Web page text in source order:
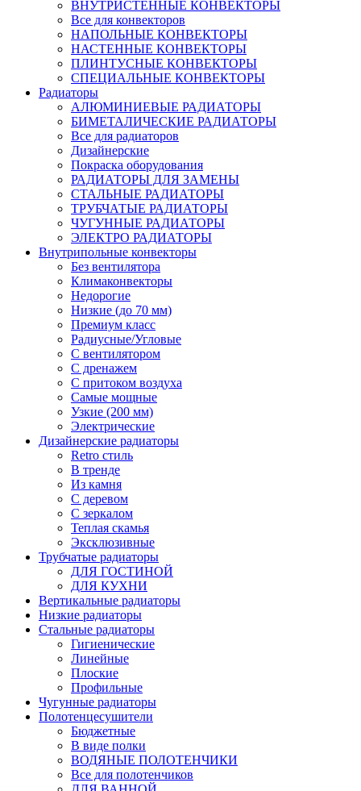
ВНУТРИСТЕННЫЕ КОНВЕКТОРЫ
Все для конвекторов
НАПОЛЬНЫЕ КОНВЕКТОРЫ
НАСТЕННЫЕ КОНВЕКТОРЫ
ПЛИНТУСНЫЕ КОНВЕКТОРЫ
СПЕЦИАЛЬНЫЕ КОНВЕКТОРЫ
Радиаторы
АЛЮМИНИЕВЫЕ РАДИАТОРЫ
БИМЕТАЛИЧЕСКИЕ РАДИАТОРЫ
Все для радиаторов
Дизайнерские
Покраска оборудования
РАДИАТОРЫ ДЛЯ ЗАМЕНЫ
СТАЛЬНЫЕ РАДИАТОРЫ
ТРУБЧАТЫЕ РАДИАТОРЫ
ЧУГУННЫЕ РАДИАТОРЫ
ЭЛЕКТРО РАДИАТОРЫ
Внутрипольные конвекторы
Без вентилятора
Климаконвекторы
Недорогие
Низкие (до 70 мм)
Премиум класс
Радиусные/Угловые
С вентилятором
С дренажем
С притоком воздуха
Самые мощные
Узкие (200 мм)
Электрические
Дизайнерские радиаторы
Retro стиль
В тренде
Из камня
С деревом
С зеркалом
Теплая скамья
Эксклюзивные
Трубчатые радиаторы
ДЛЯ ГОСТИНОЙ
ДЛЯ КУХНИ
Вертикальные радиаторы
Низкие радиаторы
Стальные радиаторы
Гигиенические
Линейные
Плоские
Профильные
Чугунные радиаторы
Полотенцесушители
Бюджетные
В виде полки
ВОДЯНЫЕ ПОЛОТЕНЧИКИ
Все для полотенчиков